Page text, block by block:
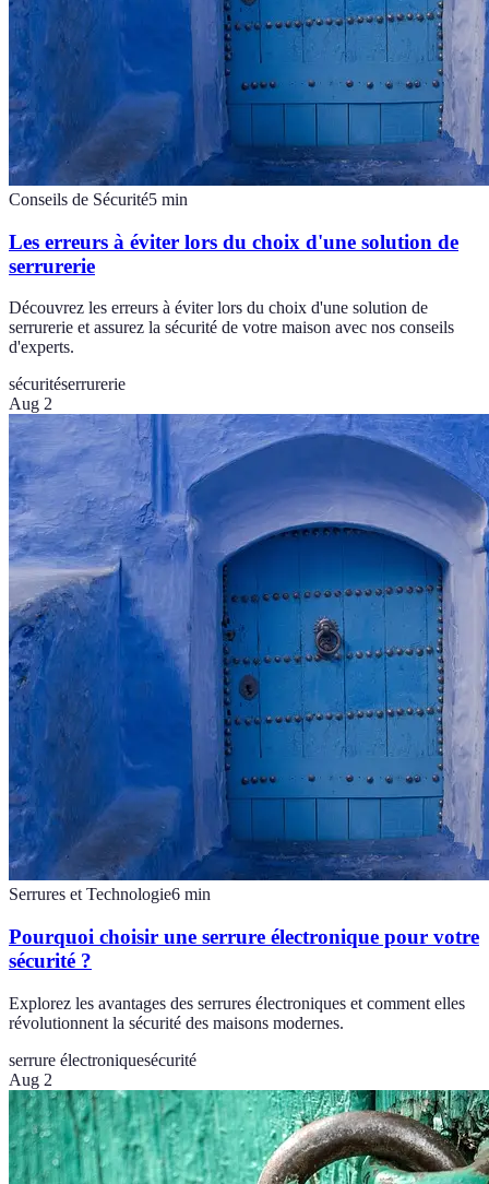
Conseils de Sécurité5 min
Les erreurs à éviter lors du choix d'une solution de
serrurerie
Découvrez les erreurs à éviter lors du choix d'une solution de
serrurerie et assurez la sécurité de votre maison avec nos conseils
d'experts.
sécuritéserrurerie
Aug 2
Serrures et Technologie6 min
Pourquoi choisir une serrure électronique pour votre
sécurité ?
Explorez les avantages des serrures électroniques et comment elles
révolutionnent la sécurité des maisons modernes.
serrure électroniquesécurité
Aug 2